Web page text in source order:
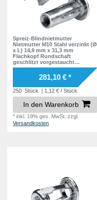
31,3 mm
31,7 mm
35,3 mm
Spreiz-Blindnietmutter
Nietmutter M10 Stahl verzinkt (Ø
x L) 14,9 mm x 31,3 mm
Flachkopf Rundschaft
geschlitzt vorgestaucht
Schaftende offen Einziehmutter
Einnietmuttern - GO-SPLIT
281,10 € *
250 Stück | 1,12 € / Stück
In den Warenkorb
*inkl. 19% ges. MwSt. zzgl.
Versandkosten